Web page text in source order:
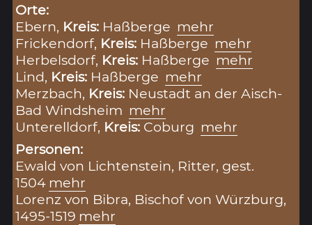
Orte:
Ebern, Kreis: Haßberge mehr
Frickendorf, Kreis: Haßberge mehr
Herbelsdorf, Kreis: Haßberge mehr
Lind, Kreis: Haßberge mehr
Merzbach, Kreis: Neustadt an der Aisch-
Bad Windsheim mehr
Unterelldorf, Kreis: Coburg mehr
Personen:
Ewald von Lichtenstein, Ritter, gest.
1504 mehr
Lorenz von Bibra, Bischof von Würzburg,
1495-1519 mehr